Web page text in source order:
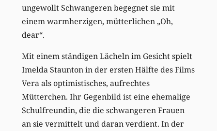
ungewollt Schwangeren begegnet sie mit
einem warmherzigen, mütterlichen „Oh,
dear“.
Mit einem ständigen Lächeln im Gesicht spielt
Imelda Staunton in der ersten Hälfte des Films
Vera als optimistisches, aufrechtes
Mütterchen. Ihr Gegenbild ist eine ehemalige
Schulfreundin, die die schwangeren Frauen
an sie vermittelt und daran verdient. In der